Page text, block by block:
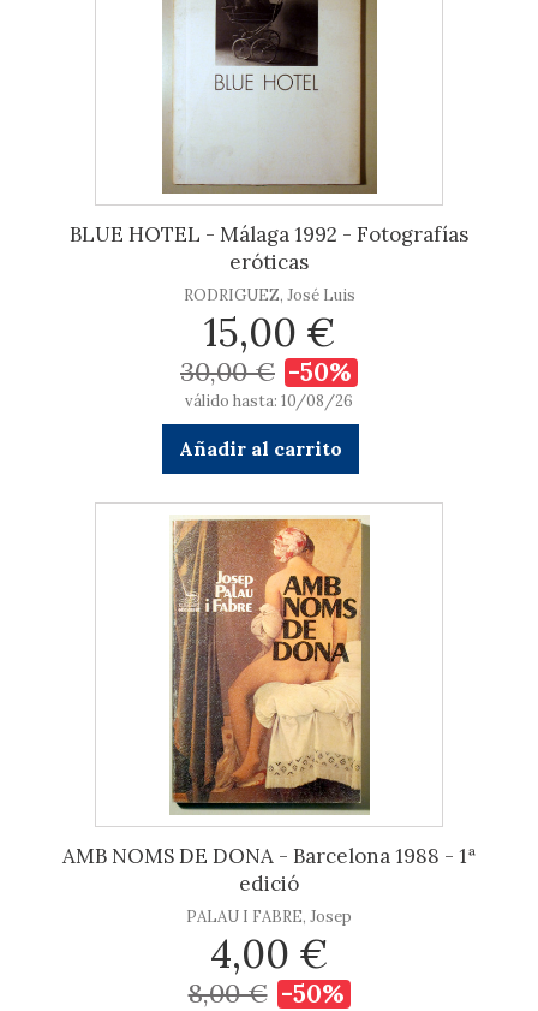
BLUE HOTEL - Málaga 1992 - Fotografías
eróticas
RODRIGUEZ, José Luis
15,00 €
30,00 € -50%
válido hasta: 10/08/26
Añadir al carrito
AMB NOMS DE DONA - Barcelona 1988 - 1ª
edició
PALAU I FABRE, Josep
4,00 €
8,00 € -50%